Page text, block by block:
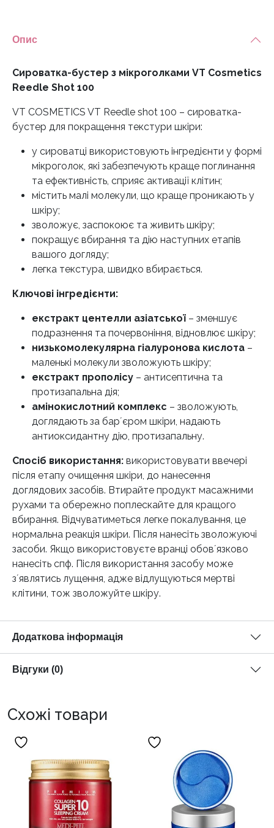
Опис
Сироватка-бустер з мікроголками VT Cosmetics
Reedle Shot 100
VT COSMETICS VT Reedle shot 100 – сироватка-
бустер для покращення текстури шкіри:
у сироватці використовують інгредієнти у формі
мікроголок, які забезпечують краще поглинання
та ефективність, сприяє активації клітин;
містить малі молекули, що краще проникають у
шкіру;
зволожує, заспокоює та живить шкіру;
покращує вбирання та дію наступних етапів
вашого догляду;
легка текстура, швидко вбирається.
Ключові інгредієнти:
екстракт центелли азіатської – зменшує
подразнення та почервоніння, відновлює шкіру;
низькомолекулярна гіалуронова кислота –
маленькі молекули зволожують шкіру;
екстракт прополісу – антисептична та
протизапальна дія;
амінокислотний комплекс – зволожують,
доглядають за барʼєром шкіри, надають
антиоксидантну дію, протизапальну.
Спосіб використання: використовувати ввечері
після етапу очищення шкіри, до нанесення
доглядових засобів. Втирайте продукт масажними
рухами та обережно поплескайте для кращого
вбирання. Відчуватиметься легке покалування, це
нормальна реакція шкіри. Після нанесіть зволожуючі
засоби. Якщо використовуєте вранці обовʼязково
нанесіть спф. Після використання засобу може
зʼявлятись лущення, адже відлущуються мертві
клітини, тож зволожуйте шкіру.
Додаткова інформація
Відгуки (0)
Схожі товари